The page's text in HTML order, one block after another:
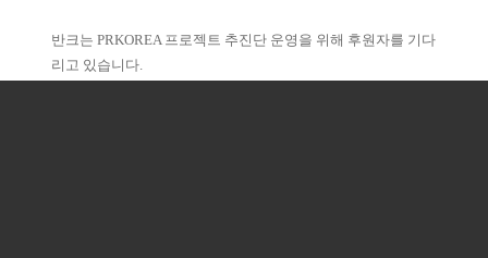
반크는 PRKOREA 프로젝트 추진단 운영을 위해 후원자를 기다
리고 있습니다.